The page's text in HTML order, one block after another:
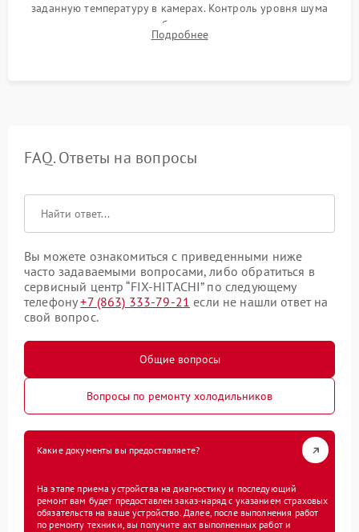
заданную температуру в камерах. Контроль уровня шума
компрессора, отсутствия обмерзания стенок и корректного
срабатывания системы автоматической оттайки.
Подробнее
FAQ. Ответы на вопросы
Вы можете ознакомиться с приведенными ниже
часто задаваемыми вопросами, либо обратиться в
сервисный центр “FIX-HITACHI” по следующему
телефону+7 (863) 333-79-21 если не нашли ответ на
свой вопрос.
Общие вопросы
Вопросы по ремонту холодильников
Какие документы вы предоставляете?
На этапе приема устройства на диагностику и последующий
ремонт вам будет предоставлен заказ-наряд с указанием страховых
обязательств на ваше устройство. Далее, после выполнения работ
по ремонту техники, вы получите акт выполненных работ и